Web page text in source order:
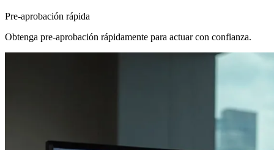
Pre-aprobación rápida
Obtenga pre-aprobación rápidamente para actuar con confianza.